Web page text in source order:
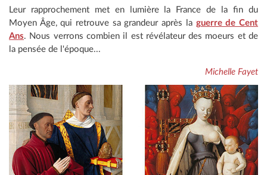
Leur rapprochement met en lumière la France de la fin du
Moyen Âge, qui retrouve sa grandeur après la guerre de Cent
Ans. Nous verrons combien il est révélateur des moeurs et de
la pensée de l'époque...
Michelle Fayet